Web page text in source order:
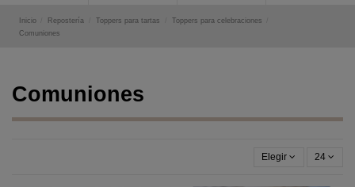
Inicio Repostería Toppers para tartas
Toppers para celebraciones
Comuniones
Comuniones
Elegir 24